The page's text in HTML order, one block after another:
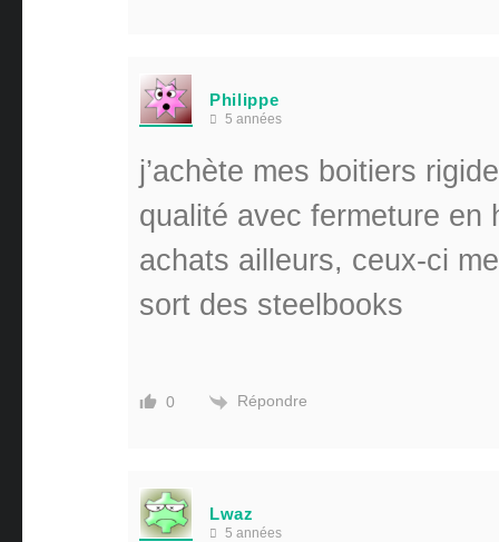
Philippe
5 années
j’achète mes boitiers
qualité avec fermeture en
achats ailleurs, ceux-ci
sort des steelbooks
0 Répondre
Lwaz
5 années